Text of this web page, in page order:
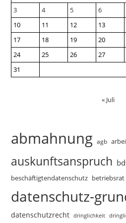
3
4 5 6
10
11 12 13
17
18 19 20
24
25 26 27
31
« Juli
abmahnung agb
auskunftsanspruch
beschäftigtendatenschutz betriebsrat
datenschutz-
datenschutzrecht dringlichkeit